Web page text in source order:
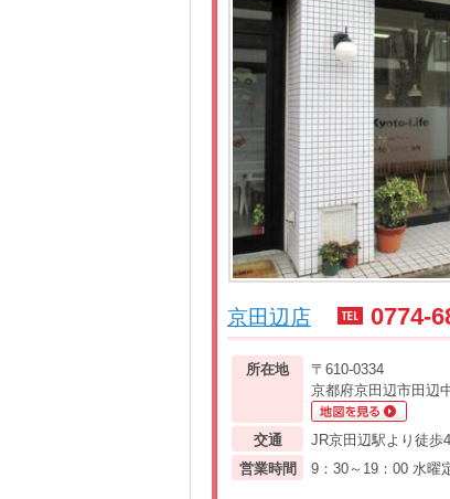
京田辺店 0774-
所在地
〒610-0334
京都府京田辺市田辺
交通
JR京田辺駅より徒歩
営業時間
9：30～19：00 水曜